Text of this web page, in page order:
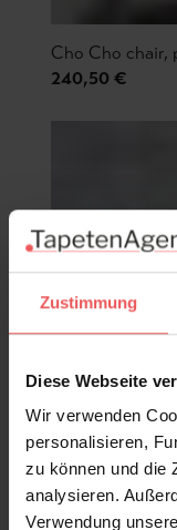
Zustimmung
Diese Webseite
Wir verwenden
personalisieren,
zu können und die
analysieren.
Verwendung
Cho Cho chair,
240,50 €